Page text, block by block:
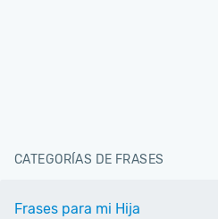
CATEGORÍAS DE FRASES
Frases para mi Hija